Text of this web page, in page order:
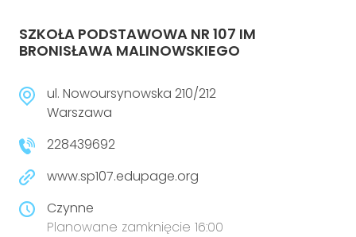
SZKOŁA PODSTAWOWA NR 107 IM
BRONISŁAWA MALINOWSKIEGO
ul. Nowoursynowska 210/212
Warszawa
228439692
www.sp107.edupage.org
Czynne
Planowane zamknięcie 16:00